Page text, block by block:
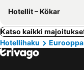
Hotellit – Kökar
Katso kaikki
Hotellihaku
Eurooppa